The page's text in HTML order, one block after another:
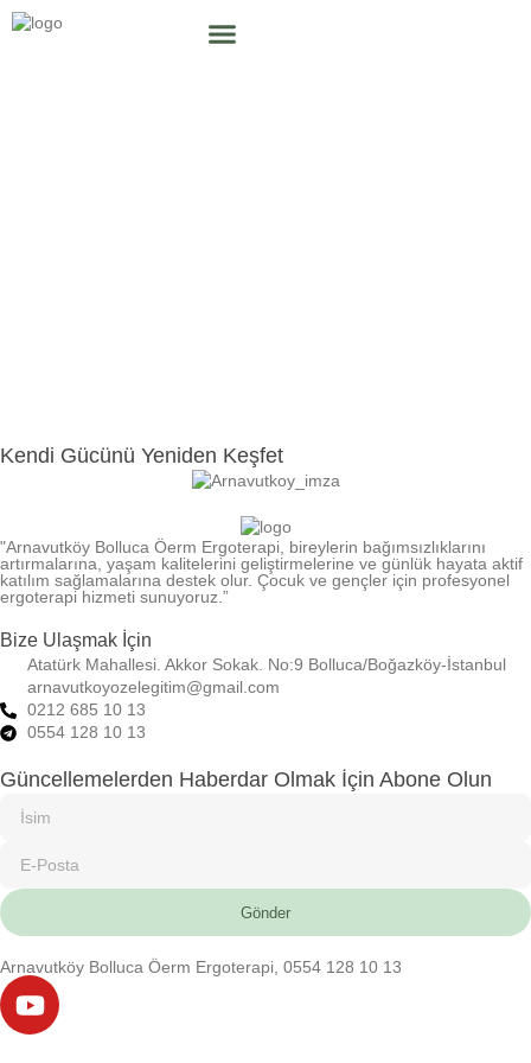
Kendi Gücünü Yeniden Keşfet
"Arnavutköy Bolluca Öerm Ergoterapi, bireylerin bağımsızlıklarını
artırmalarına, yaşam kalitelerini geliştirmelerine ve günlük hayata aktif
katılım sağlamalarına destek olur. Çocuk ve gençler için profesyonel
ergoterapi hizmeti sunuyoruz.”
Bize Ulaşmak İçin
Atatürk Mahallesi. Akkor Sokak. No:9 Bolluca/Boğazköy-İstanbul
arnavutkoyozelegitim@gmail.com
0212 685 10 13
0554 128 10 13
Güncellemelerden Haberdar Olmak İçin Abone Olun
Gönder
Arnavutköy Bolluca Öerm Ergoterapi, 0554 128 10 13